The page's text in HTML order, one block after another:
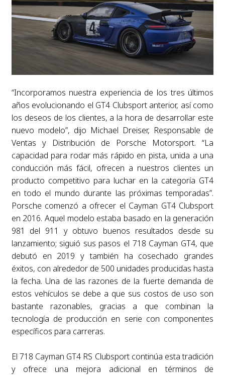
“Incorporamos nuestra experiencia de los tres últimos
años evolucionando el GT4 Clubsport anterior, así como
los deseos de los clientes, a la hora de desarrollar este
nuevo modelo”, dijo Michael Dreiser, Responsable de
Ventas y Distribución de Porsche Motorsport. “La
capacidad para rodar más rápido en pista, unida a una
conducción más fácil, ofrecen a nuestros clientes un
producto competitivo para luchar en la categoría GT4
en todo el mundo durante las próximas temporadas”.
Porsche comenzó a ofrecer el Cayman GT4 Clubsport
en 2016. Aquel modelo estaba basado en la generación
981 del 911 y obtuvo buenos resultados desde su
lanzamiento; siguió sus pasos el 718 Cayman GT4, que
debutó en 2019 y también ha cosechado grandes
éxitos, con alrededor de 500 unidades producidas hasta
la fecha. Una de las razones de la fuerte demanda de
estos vehículos se debe a que sus costos de uso son
bastante razonables, gracias a que combinan la
tecnología de producción en serie con componentes
específicos para carreras.
El 718 Cayman GT4 RS Clubsport continúa esta tradición
y ofrece una mejora adicional en términos de